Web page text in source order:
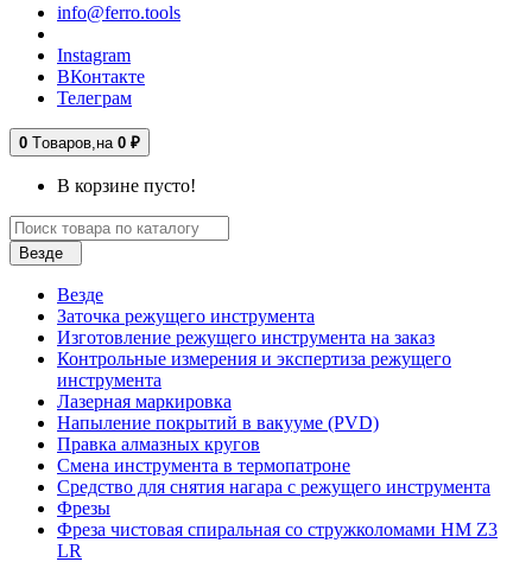
info@ferro.tools
Instagram
ВКонтакте
Телеграм
0 Tоваров, на 0 ₽
В корзине пусто!
Везде
Везде
Заточка режущего инструмента
Изготовление режущего инструмента на заказ
Контрольные измерения и экспертиза режущего
инструмента
Лазерная маркировка
Напыление покрытий в вакууме (PVD)
Правка алмазных кругов
Смена инструмента в термопатроне
Средство для снятия нагара с режущего инструмента
Фрезы
Фреза чистовая спиральная со стружколомами HM Z3
LR